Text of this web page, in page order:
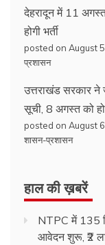
देहरादून में 11
होगी भर्ती
posted on August
प्रशासन
उत्तराखंड सरकार ने
सूची, 8 अगस्त को
posted on August
शासन-प्रशासन
हाल की ख़बरें
NTPC में 135
आवेदन शुरू, ₹2